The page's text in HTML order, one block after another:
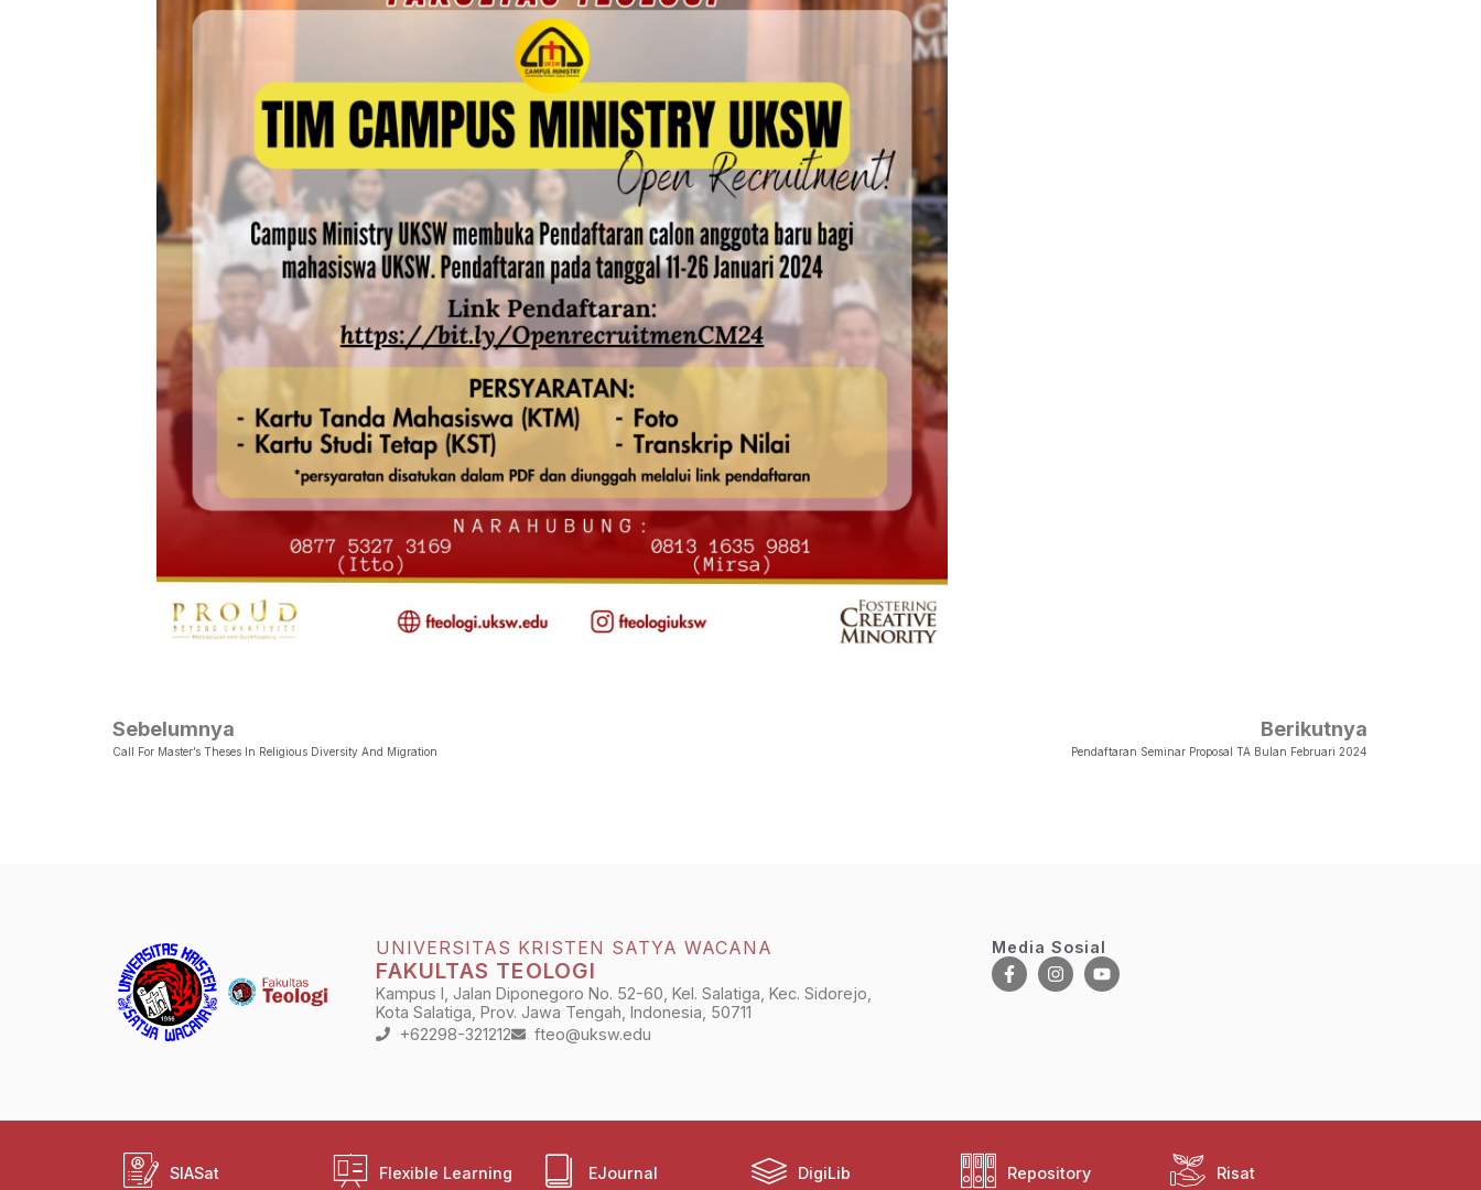
Sebelumnya Berikutnya
UNIVERSITAS KRISTEN SATYA WACANA
FAKULTAS TEOLOGI
Kampus I, Jalan Diponegoro No. 52-60, Kel. Salatiga, Kec. Sidorejo,
Kota Salatiga, Prov. Jawa Tengah, Indonesia, 50711
+62298-321212
fteo@uksw.edu
Media Sosial
SIASat Flexible Learning EJournal DigiLib Repository Risat